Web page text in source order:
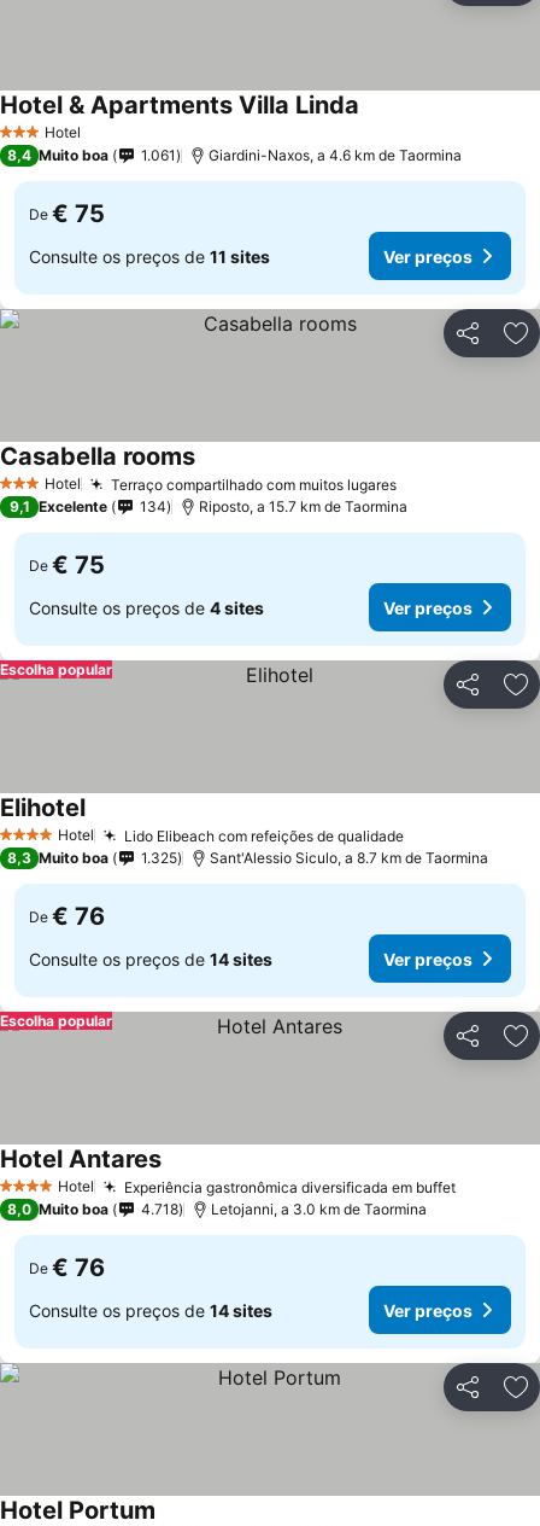
3 EstrelasHotel
Hotel & Apartments Villa Linda
8,4 Muito boa 1.061 Giardini-Naxos, a 4.6 km de Taormina
De € 75
Consulte os preços de 11 sites Ver preços
Partilhar
3 EstrelasHotel Terraço compartilhado com muitos lugaresVer preços
Casabella roomsVer preços
9,1 Excelente 134 Riposto, a 15.7 km de Taormina
De € 75
Consulte os preços de 4 sites Ver preços
Partilhar
Escolha popular
4 EstrelasHotel Lido Elibeach com refeições de qualidadeVer preços
ElihotelVer preços
8,3 Muito boa 1.325 Sant'Alessio Siculo, a 8.7 km de Taormina
De € 76
Consulte os preços de 14 sites Ver preços
Partilhar
Escolha popular
4 EstrelasHotel Experiência gastronômica diversificada em buffetVer
Hotel AntaresVer preços
8,0 Muito boa 4.718 Letojanni, a 3.0 km de Taormina
De € 76
Consulte os preços de 14 sites Ver preços
Partilhar
Hotel Portum